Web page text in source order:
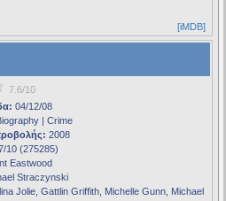
[iMDB]
7.6/10
04/12/08
| Crime
2008
10 (275285)
Eastwood
Straczynski
Jolie, Gattlin Griffith, Michelle Gunn, Michael